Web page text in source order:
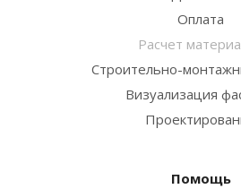
Оплата
Расчет
Строительно-
Визуализация
Помощь